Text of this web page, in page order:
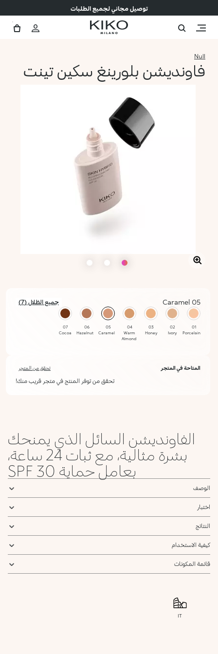
توصيل مجاني لجميع الطلبات
Null
فاونديشن بلورينغ سكين تينت
05 Caramel جميع الظلال (7)
01
Porcelain
02
Ivory
03
Honey
04
Warm
Almond
محدد
05
Caramel
06
Hazelnut
07
Cocoa
المتاحة في المتجر تحقق من المتجر
تحقق من توفر المنتج في متجر قريب منك!
الفاونديشن السائل الذي يمنحك
بشرة مثالية، مع ثبات 24 ساعة،
بعامل حماية SPF 30
الوصف
اختبار
النتائج
كيفية الاستخدام
قائمة المكونات
IT